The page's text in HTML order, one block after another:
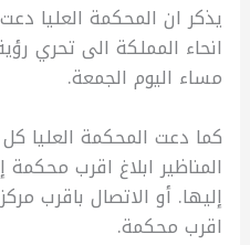
يذكر ان المحكمة العليا
مساء اليوم الجمعة.
كما دعت المحكمة العليا
المناظير ابلاغ اقرب
إليها. أو الاتصال باقرب
اقرب محكمة.